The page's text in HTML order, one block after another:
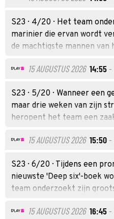
S23 · 4/20 · Het team
marinier die ervan wordt
de machtigste mannen
15 AUGUSTUS 2026 14:55-
S23 · 5/20 · Wanneer een
maar drie weken van zijn
heropent het team een
destijds door Gibbs en
Strickland. Ondertussen
mening over wat er in een
worden opgenomen.
15 AUGUSTUS 2026 15:50-
S23 · 6/20 · Tijdens een
nieuwste 'Deep six'-boek
team onderzoekt zijn
documenten.
15 AUGUSTUS 2026 16:45-